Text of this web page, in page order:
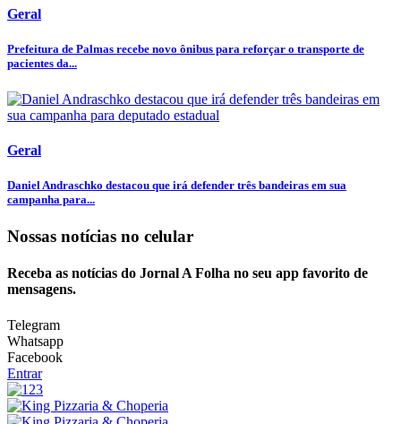
Geral
Prefeitura de Palmas recebe novo ônibus para reforçar o transporte de
pacientes da...
Geral
Daniel Andraschko destacou que irá defender três bandeiras em sua
campanha para...
Nossas notícias no celular
Receba as notícias do Jornal A Folha no seu app favorito de
mensagens.
Telegram
Whatsapp
Facebook
Entrar